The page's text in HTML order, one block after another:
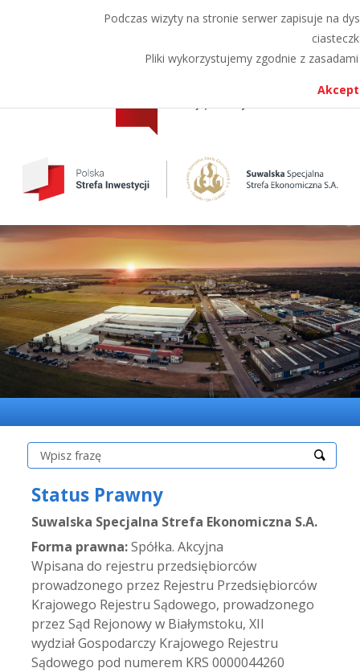
Podczas wizyty na stronie serwer zapisuje na
Pliki wykorzystujemy zgodnie z
do
do
A A A
Szukaj:
Status Prawny
Suwalska Specjalna Strefa Ekonomiczna S.A.
Forma prawna:Spółka. Akcyjna
Wpisana do rejestru przedsiębiorców
prowadzonego przez Rejestru Przedsiębiorców
Krajowego Rejestru Sądowego, prowadzonego
przez Sąd Rejonowy w Białymstoku, XII
wydział Gospodarczy Krajowego Rejestru
Sądowego pod numerem KRS 0000044260